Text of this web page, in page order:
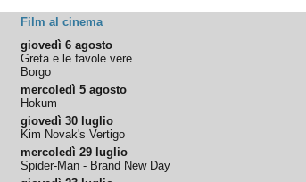
Film al cinema
giovedì 6 agosto
Greta e le favole vere
Borgo
mercoledì 5 agosto
Hokum
giovedì 30 luglio
Kim Novak's Vertigo
mercoledì 29 luglio
Spider-Man - Brand New Day